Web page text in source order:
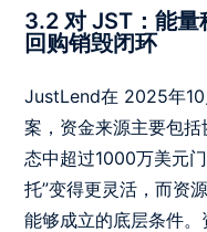
3.2 对 JST：能量
回购销毁闭环
JustLend在 2025年
案，资金来源主要包
态中超过1000万美元
托”变得更灵活，而资
能够成立的底层条件